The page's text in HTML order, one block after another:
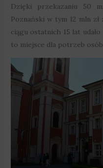
Dzięki przekazaniu 50
Poznański w tym 12 mln
ciągu ostatnich 15 lat
to miejsce dla potrzeb